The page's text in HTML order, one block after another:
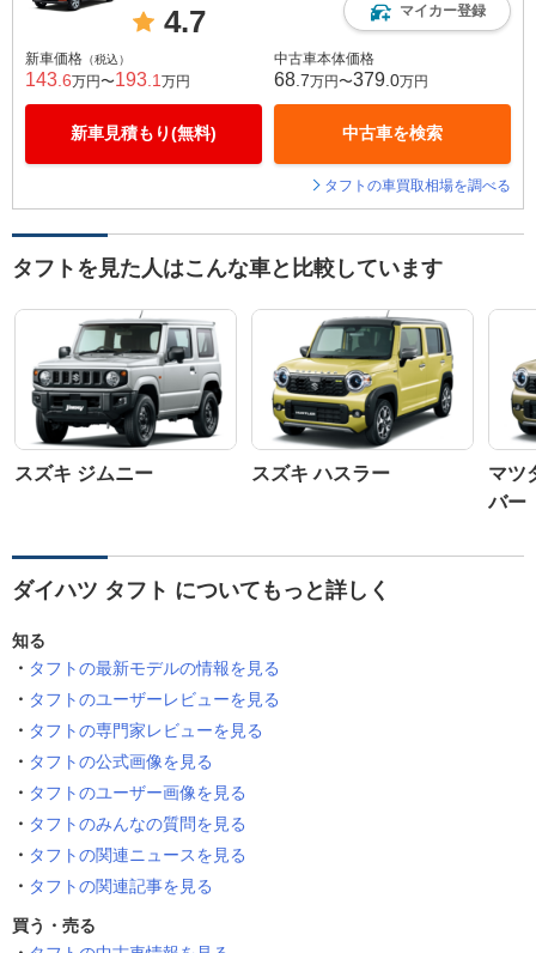
4.7 マイカー登録
新車価格 （税込）
143 .6万円〜193 .1 万円
新車見積もり(無料)
中古車本体価格
68 .7万円〜379 .0万円
中古車を検索
タフトの車買取相場を調べる
タフトを見た人はこんな車と比較しています
スズキ ジムニー スズキ ハスラー
マツ
バー
ダイハツ タフト についてもっと詳しく
知る
タフトの最新モデルの情報を見る
タフトのユーザーレビューを見る
タフトの専門家レビューを見る
タフトの公式画像を見る
タフトのユーザー画像を見る
タフトのみんなの質問を見る
タフトの関連ニュースを見る
タフトの関連記事を見る
買う・売る